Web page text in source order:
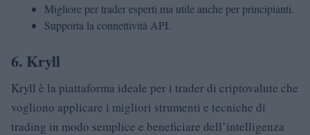
Migliore per trader esperti ma utile anche per principianti.
Supporta la connettività API.
6. Kryll
Kryll è la piattaforma ideale per i trader di criptovalute che
vogliono applicare i migliori strumenti e tecniche di
trading in modo semplice e beneficiare dell’intelligenza